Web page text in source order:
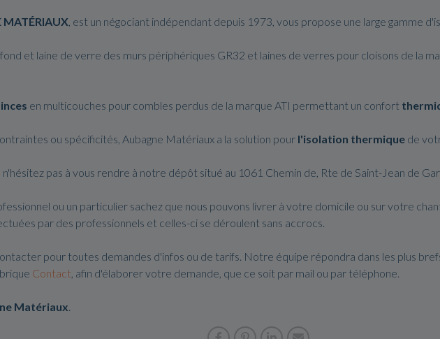
MATÉRIAUX , est un négociant indépendant depuis 1973, vous propose une large gamme
et laine de verre des murs périphériques GR32 et laines de verres pour cloisons de la
en multicouches pour combles perdus de la marque ATI permettant un confort
ou spécificités, Aubagne Matériaux a la solution pour l'isolation thermique de
pas à vous rendre à notre dépôt situé au 1061 Chemin de, Rte de Saint-Jean de
ou un particulier sachez que nous pouvons livrer à votre domicile ou sur votre
par des professionnels et celles-ci se déroulent sans accrocs.
pour toutes demandes d'infos ou de tarifs. Notre équipe répondra dans les plus
Contact , afin d'élaborer votre demande, que ce soit par mail ou par téléphone.
Matériaux.